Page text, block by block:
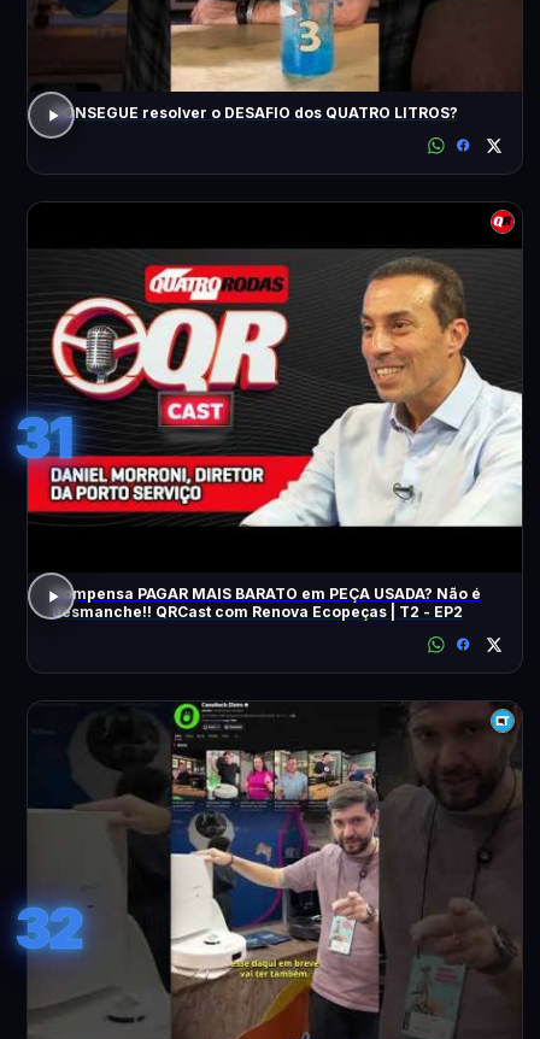
CONSEGUE resolver o DESAFIO dos QUATRO LITROS?
31
Compensa PAGAR MAIS BARATO em PEÇA USADA? Não é
desmanche!! QRCast com Renova Ecopeças | T2 - EP2
32